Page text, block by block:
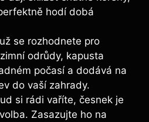
hodí dobá
se rozhodnete pro
odrůdy, kapusta
počasí a dodává na
do vaší zahrady.
si rádi vaříte, česnek je
Zasazujte ho na